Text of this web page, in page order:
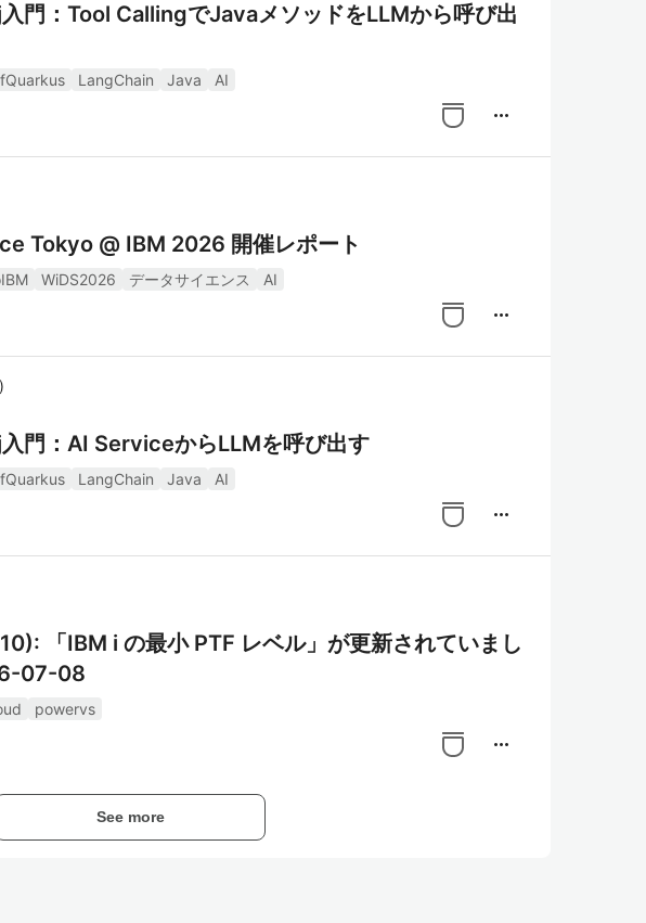
門：Tool CallingでJavaメソッドをLLMから呼び出
LangChain Java AI
more_horiz
Tokyo @ IBM 2026 開催レポート
WiDS2026 データサイエンス AI
more_horiz
)
門：AI ServiceからLLMを呼び出す
LangChain Java AI
more_horiz
「IBM i の最小 PTF レベル」が更新されていまし
07-08
powervs
more_horiz
See more